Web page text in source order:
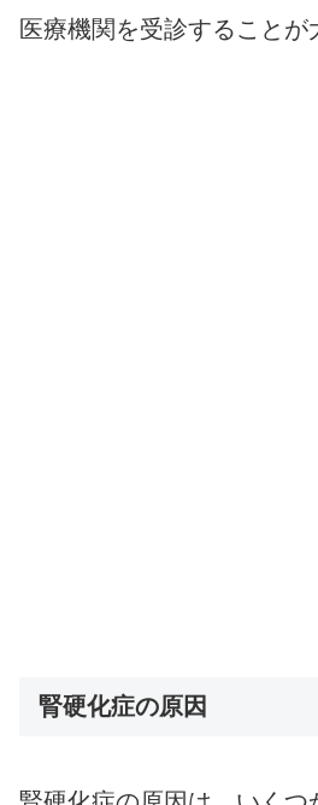
医療機関を受診することが
腎硬化症の原因